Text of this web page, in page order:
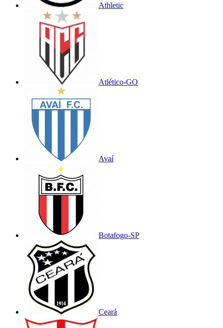
Athletic
Atlético-GO
Avaí
Botafogo-SP
Ceará